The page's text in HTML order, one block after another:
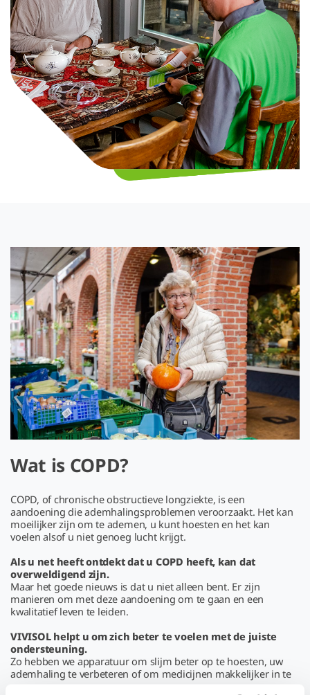
Wat is COPD?
COPD, of chronische obstructieve longziekte, is een
aandoening die ademhalingsproblemen veroorzaakt. Het kan
moeilijker zijn om te ademen, u kunt hoesten en het kan
voelen alsof u niet genoeg lucht krijgt.
Als u net heeft ontdekt dat u COPD heeft, kan dat
overweldigend zijn.
Maar het goede nieuws is dat u niet alleen bent. Er zijn
manieren om met deze aandoening om te gaan en een
kwalitatief leven te leiden.
VIVISOL helpt u om zich beter te voelen met de juiste
ondersteuning.
Zo hebben we apparatuur om slijm beter op te hoesten, uw
ademhaling te verbeteren of om medicijnen makkelijker in te